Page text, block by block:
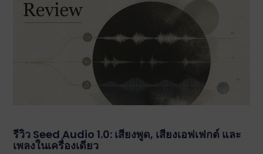
รีวิว Seed Audio 1.0: เสียงพูด, เสียงเอฟเฟกต์ และ
เพลงในเครื่องเดียว